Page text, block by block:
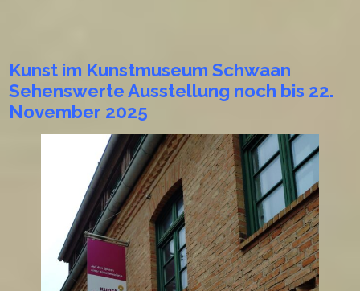
Kunst im Kunstmuseum Schwaan
Sehenswerte Ausstellung noch bis 22.
November 2025